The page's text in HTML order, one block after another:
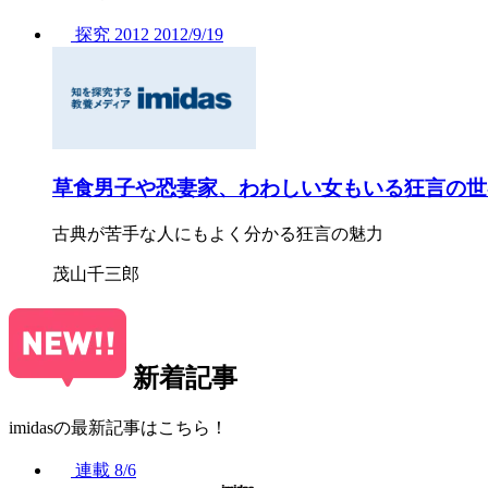
探究 2012 2012/9/19
草食男子や恐妻家、わわしい女もいる狂言の
古典が苦手な人にもよく分かる狂言の魅力
茂山千三郎
新着記事
imidasの最新記事はこちら！
連載 8/6